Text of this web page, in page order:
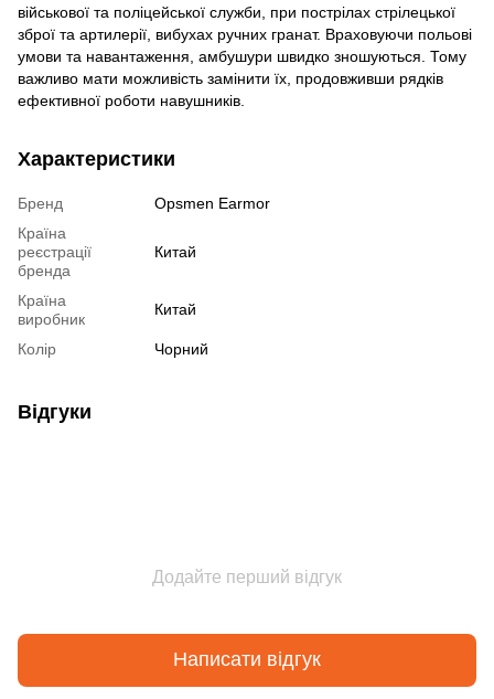
військової та поліцейської служби, при пострілах стрілецької
зброї та артилерії, вибухах ручних гранат. Враховуючи польові
умови та навантаження, амбушури швидко зношуються. Тому
важливо мати можливість замінити їх, продовживши рядків
ефективної роботи навушників.
Характеристики
Бренд
Opsmen Earmor
Країна
реєстрації
бренда
Китай
Країна
виробник
Китай
Колір Чорний
Відгуки
Додайте перший відгук
Написати відгук